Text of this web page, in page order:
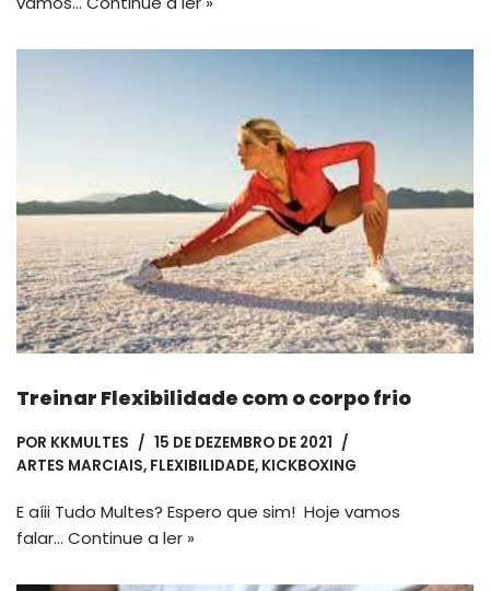
Treinar Flexibilidade com o corpo frio
POR KKMULTES
15 DE DEZEMBRO DE 2021
ARTES MARCIAIS, FLEXIBILIDADE, KICKBOXING
E aíii Tudo Multes? Espero que sim! Hoje vamos
falar… Continue a ler »